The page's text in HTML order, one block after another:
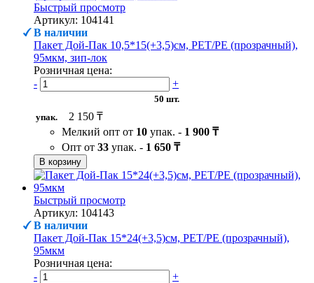
Быстрый просмотр
Артикул: 104141
В наличии
Пакет Дой-Пак 10,5*15(+3,5)см, PET/PE (прозрачный),
95мкм, зип-лок
Розничная цена:
-
+
50 шт.
упак.
2 150 ₸
Мелкий опт от 10 упак. - 1 900 ₸
Опт от 33 упак. - 1 650 ₸
В корзину
Быстрый просмотр
Артикул: 104143
В наличии
Пакет Дой-Пак 15*24(+3,5)см, PET/PE (прозрачный),
95мкм
Розничная цена:
-
+